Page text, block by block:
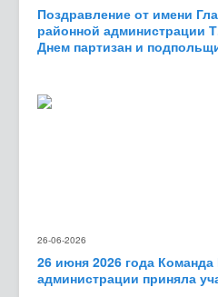
Поздравление от имени
районной администрации
Днем партизан и
26-06-2026
26 июня 2026 года
администрации приняла